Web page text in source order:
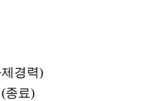
경력)
종료)